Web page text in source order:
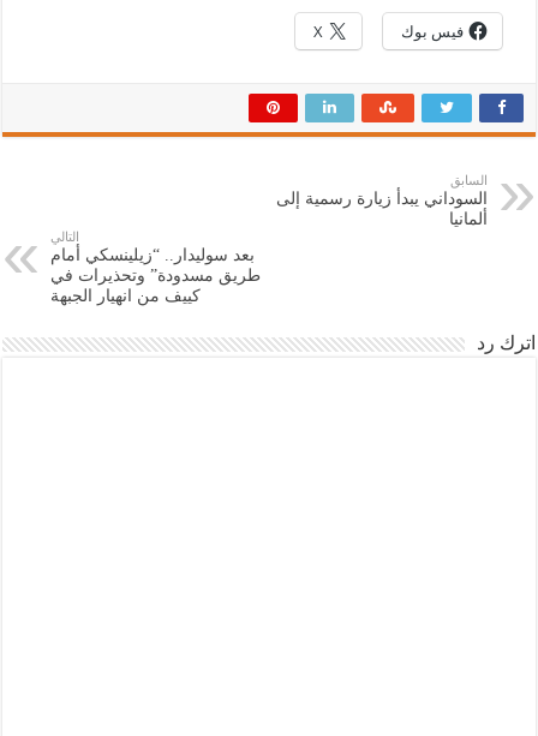
فيس بوك X
السابق
السوداني يبدأ زيارة رسمية إلى
ألمانيا
التالي
بعد سوليدار.. “زيلينسكي أمام
طريق مسدودة” وتحذيرات في
كييف من انهيار الجبهة
اترك رد